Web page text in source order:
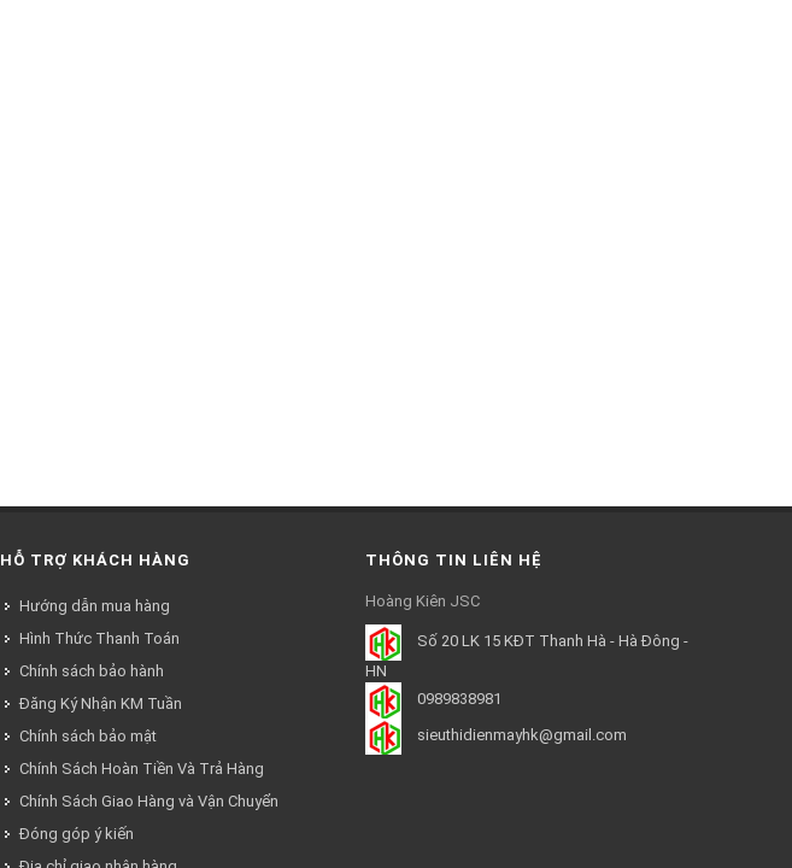
HỖ TRỢ KHÁCH HÀNG
Hướng dẫn mua hàng
Hình Thức Thanh Toán
Chính sách bảo hành
Đăng Ký Nhận KM Tuần
Chính sách bảo mật
Chính Sách Hoàn Tiền Và Trả Hàng
Chính Sách Giao Hàng và Vận Chuyển
Đóng góp ý kiến
THÔNG TIN LIÊN HỆ
Hoàng Kiên JSC
Số 20 LK 15 KĐT Thanh Hà - Hà Đông -
HN
0989838981
sieuthidienmayhk@gmail.com